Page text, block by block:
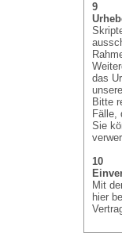
9
das
Bitte
Fälle,
Sie
10
Mit
hier